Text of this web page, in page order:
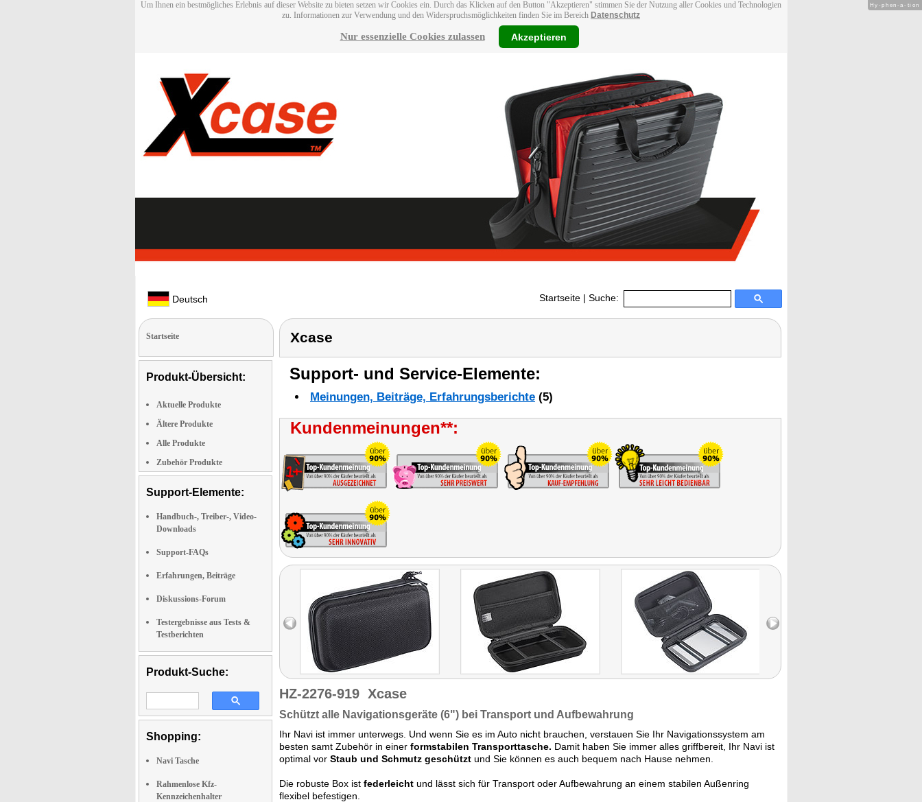
Um Ihnen ein bestmögliches Erlebnis auf dieser Website zu bieten setzen wir Cookies ein. Durch das Klicken auf den Button "Akzeptieren" stimmen Sie der Nutzung aller Cookies und Technologien
zu. Informationen zur Verwendung und den Widerspruchsmöglichkeiten finden Sie im Bereich Datenschutz
Nur essenzielle Cookies zulassen Akzeptieren
Deutsch Startseite | Suche:
Startseite
Produkt-Übersicht:
Aktuelle Produkte
Ältere Produkte
Alle Produkte
Zubehör Produkte
Support-Elemente:
Handbuch-, Treiber-, Video-
Downloads
Support-FAQs
Erfahrungen, Beiträge
Diskussions-Forum
Testergebnisse aus Tests &
Testberichten
Produkt-Suche:
Shopping:
Navi Tasche
Rahmenlose Kfz-
Kennzeichenhalter
Xcase
Support- und Service-Elemente:
Meinungen, Beiträge, Erfahrungsberichte (5)
Kundenmeinungen**:
HZ-2276-919 Xcase
Schützt alle Navigationsgeräte (6") bei Transport und Aufbewahrung
Ihr Navi ist immer unterwegs. Und wenn Sie es im Auto nicht brauchen, verstauen Sie Ihr Navigationssystem am
besten samt Zubehör in einer formstabilen Transporttasche. Damit haben Sie immer alles griffbereit, Ihr Navi ist
optimal vor Staub und Schmutz geschützt und Sie können es auch bequem nach Hause nehmen.
Die robuste Box ist federleicht und lässt sich für Transport oder Aufbewahrung an einem stabilen Außenring
flexibel befestigen.
Hy-phen-a-tion